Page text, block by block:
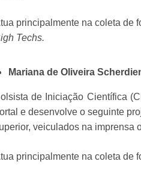
principalmente na coleta de
Techs.
Mariana de Oliveira
de Iniciação Científica
e desenvolve o seguinte
veiculados na imprensa
principalmente na coleta de